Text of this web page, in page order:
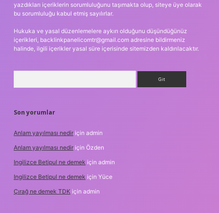
yazdıkları içeriklerin sorumluluğunu taşımakta olup, siteye üye olarak
bu sorumluluğu kabul etmiş sayılırlar.
Hukuka ve yasal düzenlemelere aykırı olduğunu düşündüğünüz
içerikleri, backlinkpanelicomtr@gmail.com adresine bildirmeniz
halinde, ilgili içerikler yasal süre içerisinde sitemizden kaldırılacaktır.
Son yorumlar
Anlam yayılması nedir için admin
Anlam yayılması nedir için Özden
Ingilizce Betipul ne demek için admin
Ingilizce Betipul ne demek için Yüce
Çırağ ne demek TDK için admin